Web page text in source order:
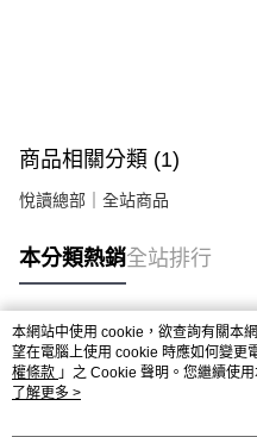
商品相關分類 (1)
悅讀總部｜全站商品
本分類熱銷全站排行
熱門標籤
本網站中使用 cookie，欲查詢有關本
望在電腦上使用 cookie 時應如何變更
權條款 」之 Cookie 聲明。您繼續使
用條款之 Cookie 聲明使用 cookie。
了解更多 >